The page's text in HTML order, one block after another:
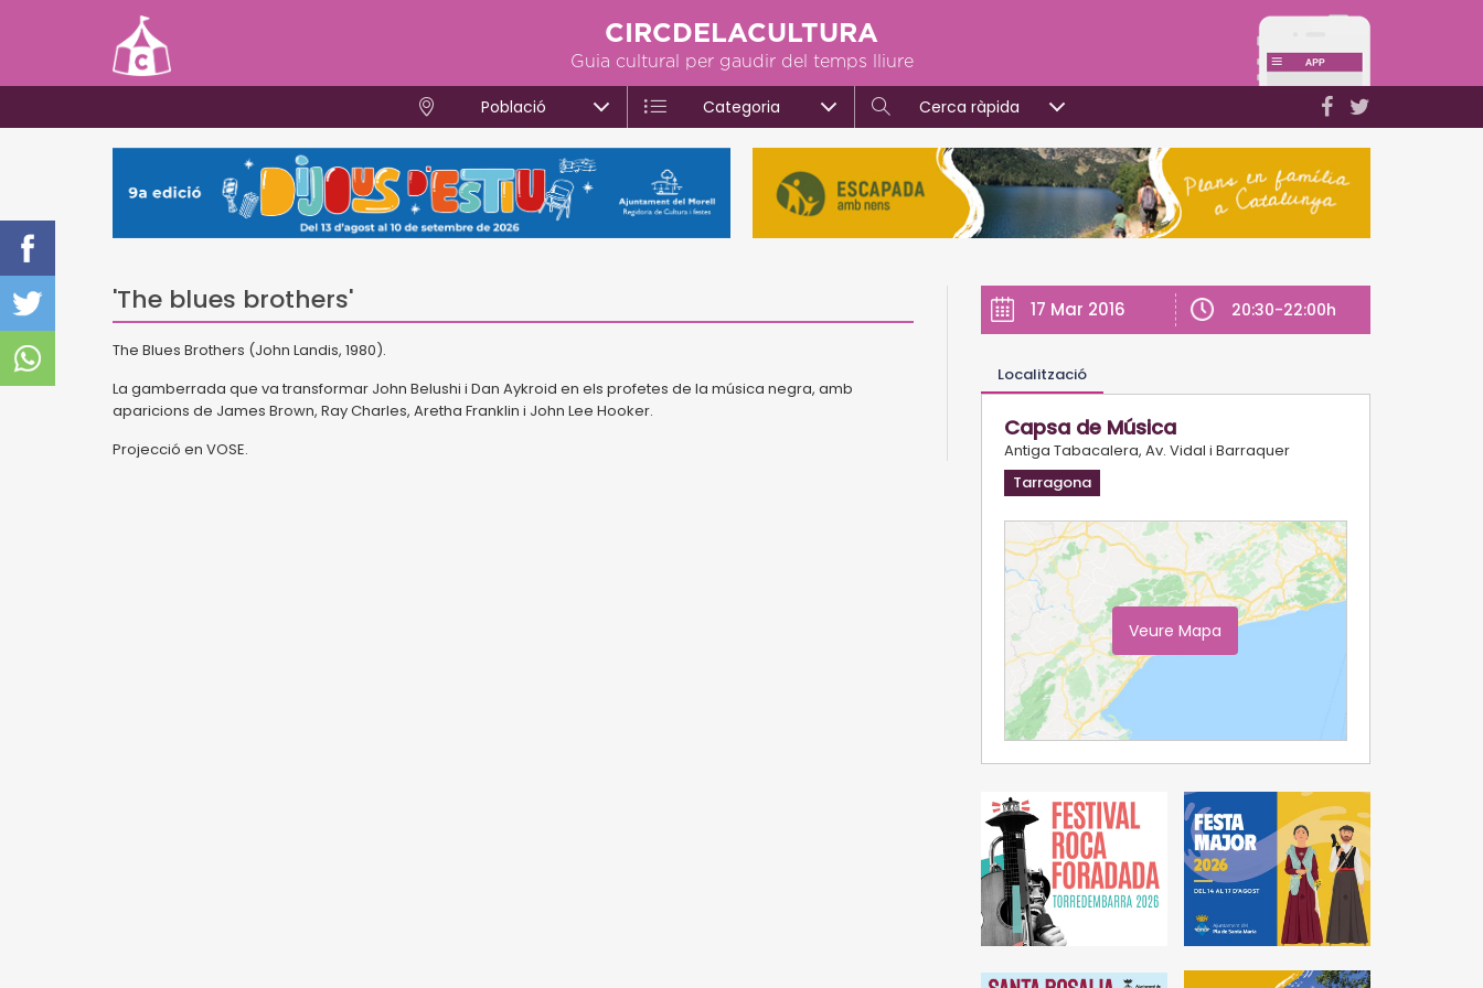
CIRCDELACULTURA
Guia cultural per gaudir del temps lliure
Població Categoria Cerca ràpida
'The blues brothers'
The Blues Brothers (John Landis, 1980).
La gamberrada que va transformar John Belushi i Dan Aykroid en els profetes de la música negra, amb
aparicions de James Brown, Ray Charles, Aretha Franklin i John Lee Hooker.
Projecció en VOSE.
17 Mar 2016 20:30-22:00h
Localització
Capsa de Música
Antiga Tabacalera, Av. Vidal i Barraquer
Tarragona
Veure Mapa